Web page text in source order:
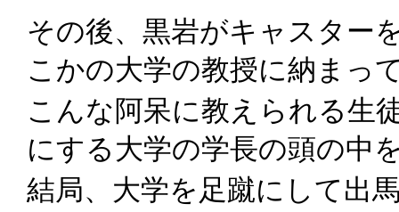
その後、黒岩がキャスター
こかの大学の教授に納まっ
こんな阿呆に教えられる生
にする大学の学長の頭の中
結局、大学を足蹴にして出